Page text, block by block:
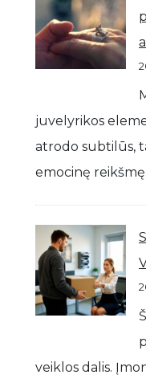
juvelyrikos
atrodo subtilūs,
emocinę
veiklos dalis.